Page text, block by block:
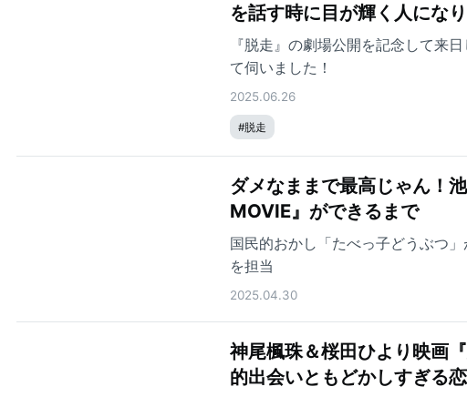
を話す時に目が輝く人になり
『脱走』の劇場公開を記念して来
て伺いました！
2025.06.26
#脱走
ダメなままで最高じゃん！
MOVIE』ができるまで
国民的おかし「たべっ子どうぶつ
を担当
2025.04.30
神尾楓珠＆桜田ひより映画
的出会いともどかしすぎる